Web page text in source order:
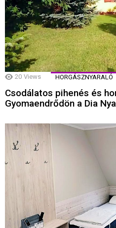
20 Views HORGÁSZNYARALÓ
Csodálatos pihenés és
Gyomaendrődön a Dia